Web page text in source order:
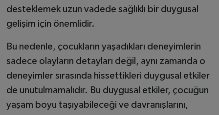
desteklemek uzun vadede sağlıklı bir duygusal
gelişim için önemlidir.
Bu nedenle, çocukların yaşadıkları deneyimlerin
sadece olayların detayları değil, aynı zamanda o
deneyimler sırasında hissettikleri duygusal etkiler
de unutulmamalıdır. Bu duygusal etkiler, çocuğun
yaşam boyu taşıyabileceği ve davranışlarını,